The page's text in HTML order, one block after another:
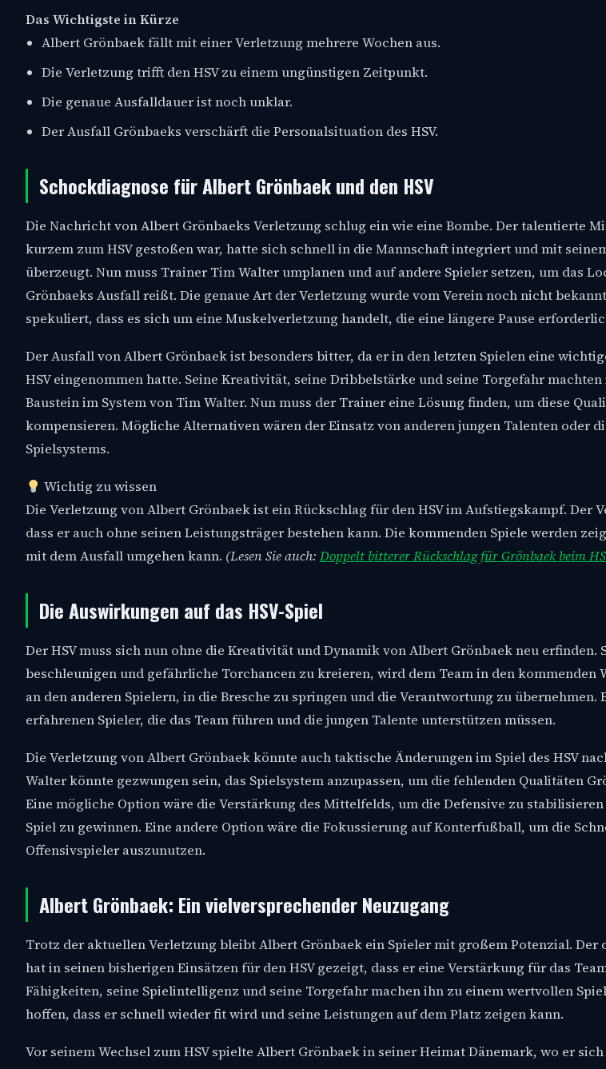
Das Wichtigste in Kürze
Albert Grönbaek fällt mit einer Verletzung mehrere Wochen aus.
Die Verletzung trifft den HSV zu einem ungünstigen Zeitpunkt.
Die genaue Ausfalldauer ist noch unklar.
Der Ausfall Grönbaeks verschärft die Personalsituation des HSV.
Schockdiagnose für Albert Grönbaek und den HSV
Die Nachricht von Albert Grönbaeks Verletzung schlug ein wie eine Bombe. Der talentierte
kurzem zum HSV gestoßen war, hatte sich schnell in die Mannschaft integriert und mit
überzeugt. Nun muss Trainer Tim Walter umplanen und auf andere Spieler setzen, um das
Grönbaeks Ausfall reißt. Die genaue Art der Verletzung wurde vom Verein noch nicht
spekuliert, dass es sich um eine Muskelverletzung handelt, die eine längere Pause
Der Ausfall von Albert Grönbaek ist besonders bitter, da er in den letzten Spielen eine
HSV eingenommen hatte. Seine Kreativität, seine Dribbelstärke und seine Torgefahr
Baustein im System von Tim Walter. Nun muss der Trainer eine Lösung finden, um diese
kompensieren. Mögliche Alternativen wären der Einsatz von anderen jungen Talenten oder
Spielsystems.
Wichtig zu wissen
Die Verletzung von Albert Grönbaek ist ein Rückschlag für den HSV im Aufstiegskampf. Der
dass er auch ohne seinen Leistungsträger bestehen kann. Die kommenden Spiele werden
mit dem Ausfall umgehen kann. (Lesen Sie auch: Doppelt bitterer Rückschlag für Grönbaek beim
Die Auswirkungen auf das HSV-Spiel
Der HSV muss sich nun ohne die Kreativität und Dynamik von Albert Grönbaek neu erfinden.
beschleunigen und gefährliche Torchancen zu kreieren, wird dem Team in den kommenden
an den anderen Spielern, in die Bresche zu springen und die Verantwortung zu übernehmen.
erfahrenen Spieler, die das Team führen und die jungen Talente unterstützen müssen.
Die Verletzung von Albert Grönbaek könnte auch taktische Änderungen im Spiel des HSV
Walter könnte gezwungen sein, das Spielsystem anzupassen, um die fehlenden Qualitäten
Eine mögliche Option wäre die Verstärkung des Mittelfelds, um die Defensive zu
Spiel zu gewinnen. Eine andere Option wäre die Fokussierung auf Konterfußball, um die
Offensivspieler auszunutzen.
Albert Grönbaek: Ein vielversprechender Neuzugang
Trotz der aktuellen Verletzung bleibt Albert Grönbaek ein Spieler mit großem Potenzial. Der
hat in seinen bisherigen Einsätzen für den HSV gezeigt, dass er eine Verstärkung für das
Fähigkeiten, seine Spielintelligenz und seine Torgefahr machen ihn zu einem wertvollen
hoffen, dass er schnell wieder fit wird und seine Leistungen auf dem Platz zeigen kann.
Vor seinem Wechsel zum HSV spielte Albert Grönbaek in seiner Heimat Dänemark, wo er